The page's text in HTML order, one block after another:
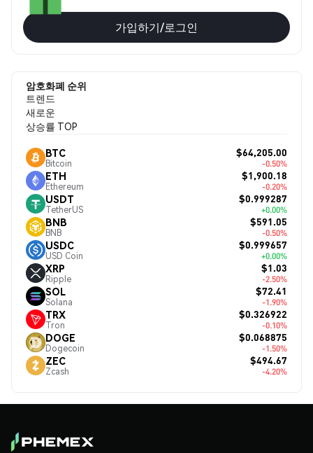
가입하기/로그인
암호화폐 순위
트렌드
새로운
상승률 TOP
BTC
Bitcoin
$64,205.00
-0.50%
ETH
Ethereum
$1,900.18
-0.20%
USDT
TetherUS
$0.999287
+0.00%
BNB
BNB
$591.05
-0.50%
USDC
USD Coin
$0.999657
+0.00%
XRP
Ripple
$1.03
-2.50%
SOL
Solana
$72.41
-1.90%
TRX
Tron
$0.326922
-0.10%
DOGE
Dogecoin
$0.068875
-1.50%
ZEC
Zcash
$494.67
-4.20%